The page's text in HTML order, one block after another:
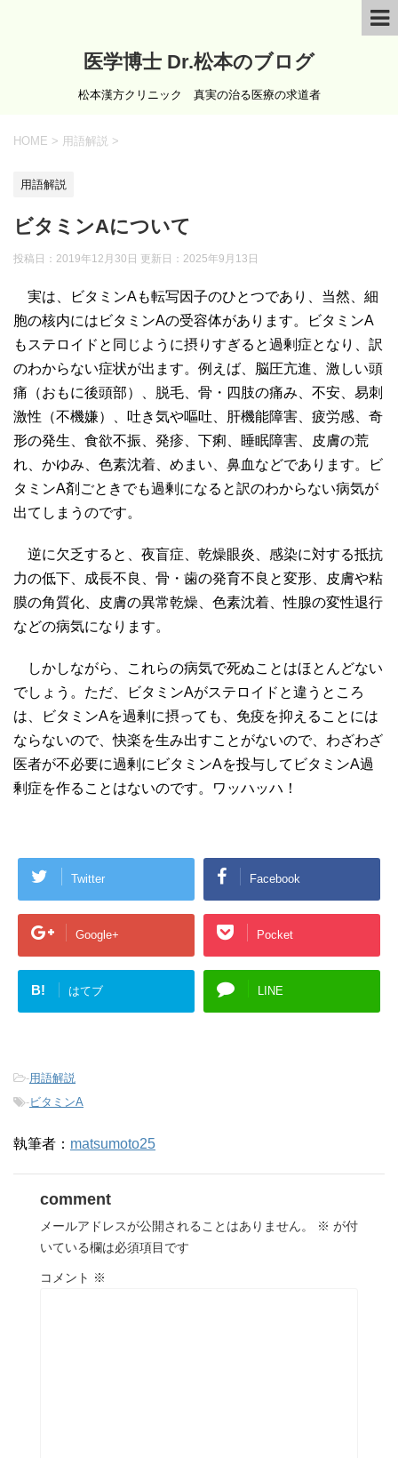
医学博士 Dr.松本のブログ
松本漢方クリニック 真実の治る医療の求道者
HOME > 用語解説 >
用語解説
ビタミンAについて
投稿日：2019年12月30日 更新日： 2025年9月13日
実は、ビタミンAも転写因子のひとつであり、当然、細
胞の核内にはビタミンAの受容体があります。ビタミンA
もステロイドと同じように摂りすぎると過剰症となり、訳
のわからない症状が出ます。例えば、脳圧亢進、激しい頭
痛（おもに後頭部）、脱毛、骨・四肢の痛み、不安、易刺
激性（不機嫌）、吐き気や嘔吐、肝機能障害、疲労感、奇
形の発生、食欲不振、発疹、下痢、睡眠障害、皮膚の荒
れ、かゆみ、色素沈着、めまい、鼻血などであります。ビ
タミンA剤ごときでも過剰になると訳のわからない病気が
出てしまうのです。
逆に欠乏すると、夜盲症、乾燥眼炎、感染に対する抵抗
力の低下、成長不良、骨・歯の発育不良と変形、皮膚や粘
膜の角質化、皮膚の異常乾燥、色素沈着、性腺の変性退行
などの病気になります。
しかしながら、これらの病気で死ぬことはほとんどない
でしょう。ただ、ビタミンAがステロイドと違うところ
は、ビタミンAを過剰に摂っても、免疫を抑えることには
ならないので、快楽を生み出すことがないので、わざわざ
医者が不必要に過剰にビタミンAを投与してビタミンA過
剰症を作ることはないのです。ワッハッハ！
Twitter Facebook
Google+ Pocket
B! はてブ LINE
-用語解説
-ビタミンA
執筆者： matsumoto25
comment
メールアドレスが公開されることはありません。 ※ が付
いている欄は必須項目です
コメント ※